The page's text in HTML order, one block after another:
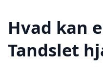
Hvad kan
Tandslet